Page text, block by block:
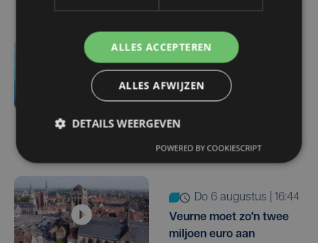
do 6 augustus | 21:30
Yaro (19), slachtoffer van
vechtpartij, is na
overleden
do 6 augustus | 16:44
Veurne moet zo'n twee
miljoen euro aan
ALLES ACCEPTEREN
ALLES AFWIJZEN
DETAILS WEERGEVEN
POWERED BY COOKIESCRIPT